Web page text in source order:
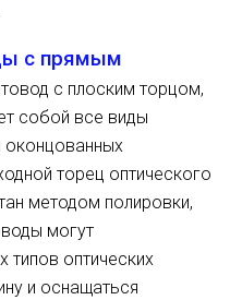
с прямым
с плоским торцом,
собой все виды
оконцованных
торец оптического
методом полировки,
могут
типов оптических
и оснащаться